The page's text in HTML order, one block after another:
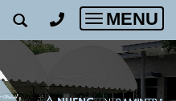
Toggle
MENU